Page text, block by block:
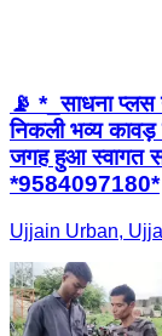
📡 *_साधना
निकली भव्य
जगह हुआ स्वागत
*9584097180*
Ujjain Urban,